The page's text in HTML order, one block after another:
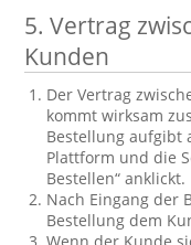
5. Vertrag
Kunden
Der Vertrag
kommt wirksam
Bestellung aufgibt
Plattform und die
Bestellen“ anklickt.
Nach Eingang der
Bestellung dem